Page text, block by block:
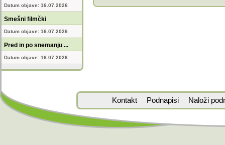
Datum objave: 16.07.2026
Smešni filmčki
Datum objave: 16.07.2026
Pred in po snemanju ...
Datum objave: 16.07.2026
Kontakt Podnapisi Naloži